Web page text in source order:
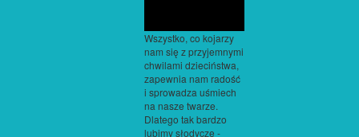
Wszystko, co kojarzy
nam się z przyjemnymi
chwilami dzieciństwa,
zapewnia nam radość
i sprowadza uśmiech
na nasze twarze.
Dlatego tak bardzo
lubimy słodycze -